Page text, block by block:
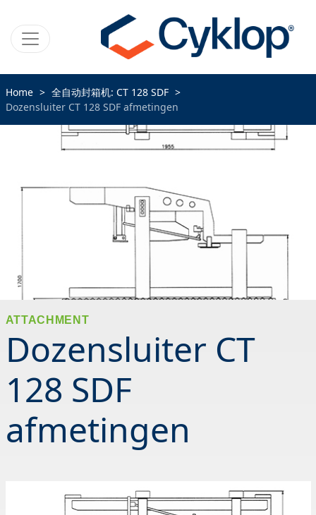
Home
全自动封箱机: CT 128 SDF
Dozensluiter CT 128 SDF afmetingen
ATTACHMENT
Dozensluiter CT
128 SDF
afmetingen